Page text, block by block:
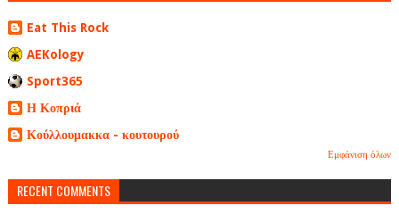
Eat This Rock
AEKology
Sport365
Η Κοπριά
Κούλλουμακκα - κουτουρού
Εμφάνιση όλων
RECENT COMMENTS